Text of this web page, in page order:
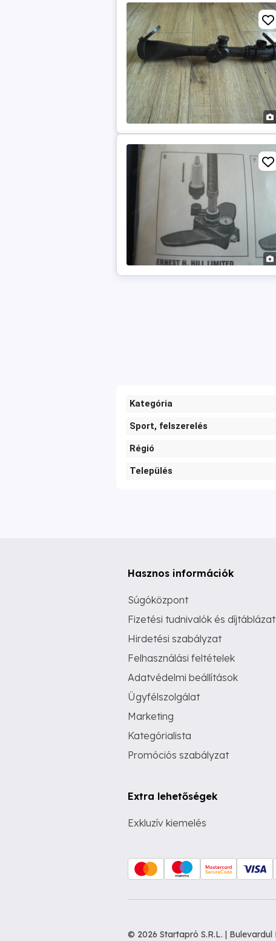
Kategória
Sport, felszerelés
Régió
Település
Hasznos információk
Súgóközpont
Fizetési tudnivalók és díjtáblázat
Hirdetési szabályzat
Felhasználási feltételek
Adatvédelmi beállítások
Ügyfélszolgálat
Marketing
Kategórialista
Promóciós szabályzat
Extra lehetőségek
Exkluzív kiemelés
© 2026 Startapró S.R.L. |